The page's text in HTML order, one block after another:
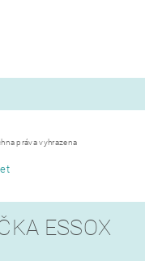
práva vyhrazena
ESSOX